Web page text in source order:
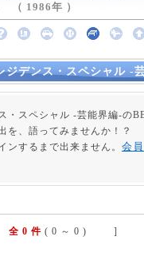
（ 1986年 ）
ジデンス・スペシャル -
・スペシャル -芸能界編-の
を、語ってみませんか！？
ンするまで出来ません。 会
全 0 件 ( 0 ～ 0 ) ]